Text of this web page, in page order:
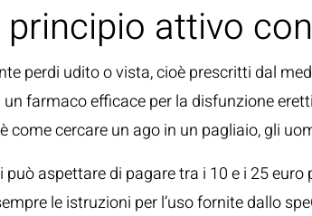
attivo
perdi udito o vista, cioè prescritti dal
un farmaco efficace per la disfunzione
come cercare un ago in un pagliaio, gli
può aspettare di pagare tra i 10 e i 25
le istruzioni per l’uso fornite dallo